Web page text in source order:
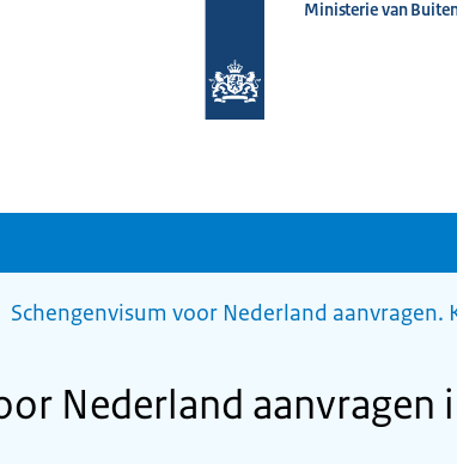
homepage
Ministerie van
Schengenvisum voor Nederland aanvragen.
Nederland aanvragen